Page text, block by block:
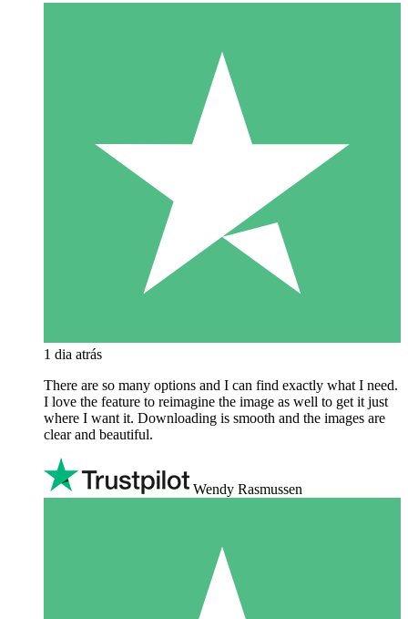
1 dia atrás
There are so many options and I can find exactly what I need.
I love the feature to reimagine the image as well to get it just
where I want it. Downloading is smooth and the images are
clear and beautiful.
Wendy Rasmussen